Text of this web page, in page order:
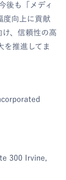
後も「メディ
度向上に貢献
、信頼性の高
を推進してま
300 Irvine,